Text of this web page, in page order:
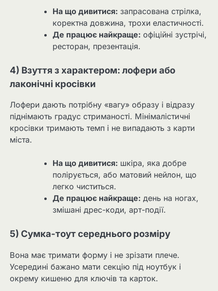
На що дивитися: запрасована стрілка,
коректна довжина, трохи еластичності.
Де працює найкраще: офіційні зустрічі,
ресторан, презентація.
4) Взуття з характером: лофери або
лаконічні кросівки
Лофери дають потрібну «вагу» образу і відразу
піднімають градус стриманості. Мінімалістичні
кросівки тримають темп і не випадають з карти
міста.
На що дивитися: шкіра, яка добре
полірується, або матовий нейлон, що
легко чиститься.
Де працює найкраще: день на ногах,
змішані дрес-коди, арт-події.
5) Сумка-тоут середнього розміру
Вона має тримати форму і не зрізати плече.
Усередині бажано мати секцію під ноутбук і
окрему кишеню для ключів та карток.